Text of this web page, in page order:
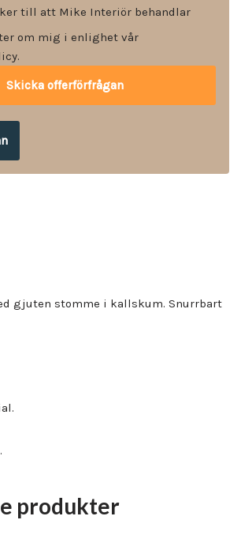
till att Mike Interiör behandlar
om mig i enlighet vår
gjuten stomme i kallskum. Snurrbart
produkter